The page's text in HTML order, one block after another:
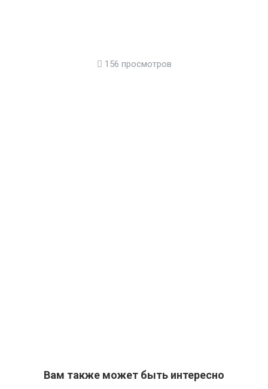
156 просмотров
Вам также может быть интересно